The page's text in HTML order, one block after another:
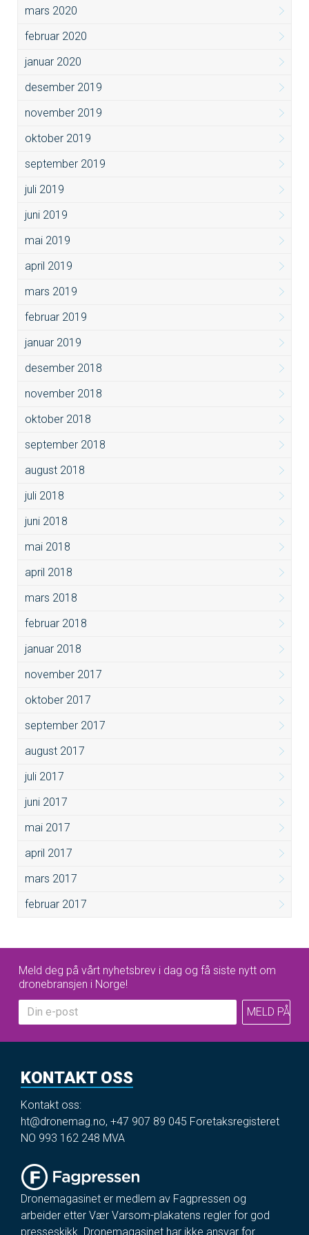
mars 2020
februar 2020
januar 2020
desember 2019
november 2019
oktober 2019
september 2019
juli 2019
juni 2019
mai 2019
april 2019
mars 2019
februar 2019
januar 2019
desember 2018
november 2018
oktober 2018
september 2018
august 2018
juli 2018
juni 2018
mai 2018
april 2018
mars 2018
februar 2018
januar 2018
november 2017
oktober 2017
september 2017
august 2017
juli 2017
juni 2017
mai 2017
april 2017
mars 2017
februar 2017
Meld deg på vårt nyhetsbrev i dag og få siste nytt om
dronebransjen i Norge!
KONTAKT OSS
Kontakt oss:
ht@dronemag.no, +47 907 89 045 Foretaksregisteret
NO 993 162 248 MVA
Dronemagasinet er medlem av Fagpressen og
arbeider etter Vær Varsom-plakatens regler for god
presseskikk. Dronemagasinet har ikke ansvar for